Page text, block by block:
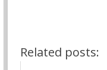
Related posts: